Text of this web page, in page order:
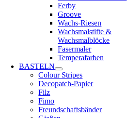
Ferby
Groove
Wachs-Riesen
Wachsmalstifte &
Wachsmalblöcke
Fasermaler
Temperafarben
BASTELN
Colour Stripes
Decopatch-Papier
Filz
Fimo
Freundschaftsbänder